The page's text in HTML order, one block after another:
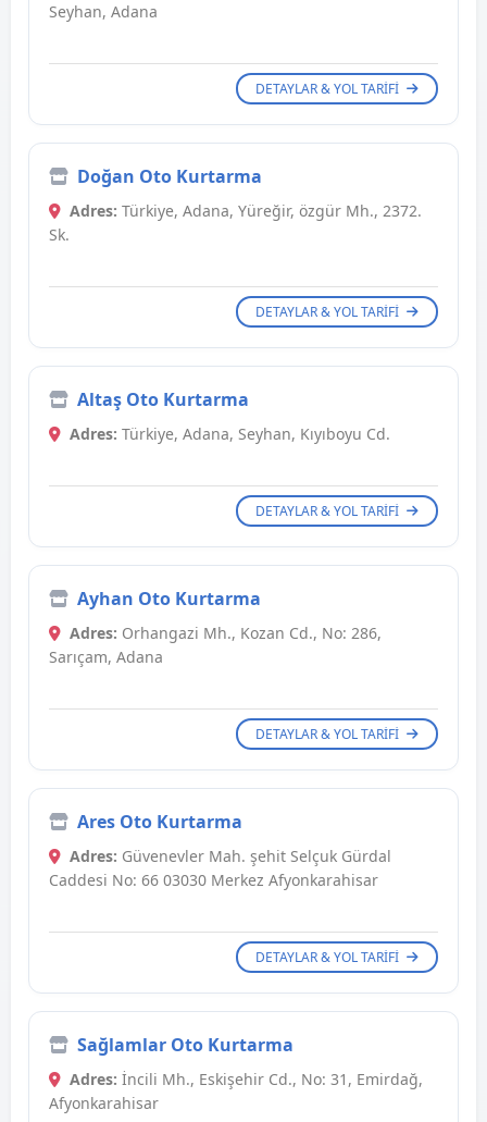
Seyhan, Adana
DETAYLAR & YOL TARIFI
Doğan Oto Kurtarma
Adres: Türkiye, Adana, Yüreğir, özgür Mh., 2372.
Sk.
DETAYLAR & YOL TARIFI
Altaş Oto Kurtarma
Adres: Türkiye, Adana, Seyhan, Kıyıboyu Cd.
DETAYLAR & YOL TARIFI
Ayhan Oto Kurtarma
Adres: Orhangazi Mh., Kozan Cd., No: 286,
Sarıçam, Adana
DETAYLAR & YOL TARIFI
Ares Oto Kurtarma
Adres: Güvenevler Mah. şehit Selçuk Gürdal
Caddesi No: 66 03030 Merkez Afyonkarahisar
DETAYLAR & YOL TARIFI
Sağlamlar Oto Kurtarma
Adres: İncili Mh., Eskişehir Cd., No: 31, Emirdağ,
Afyonkarahisar